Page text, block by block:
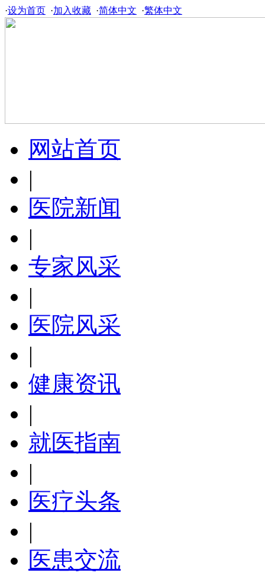
·设为首页 ·加入收藏 ·简体中文 ·繁体中文
网站首页
|
医院新闻
|
专家风采
|
医院风采
|
健康资讯
|
就医指南
|
医疗头条
|
医患交流